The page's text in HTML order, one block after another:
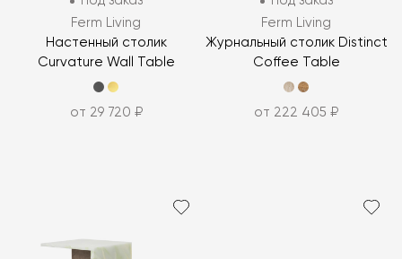
Ferm Living
Настенный столик
Curvature Wall Table
от 29 720 ₽
Ferm Living
Журнальный столик Distinct
Coffee Table
от 222 405 ₽